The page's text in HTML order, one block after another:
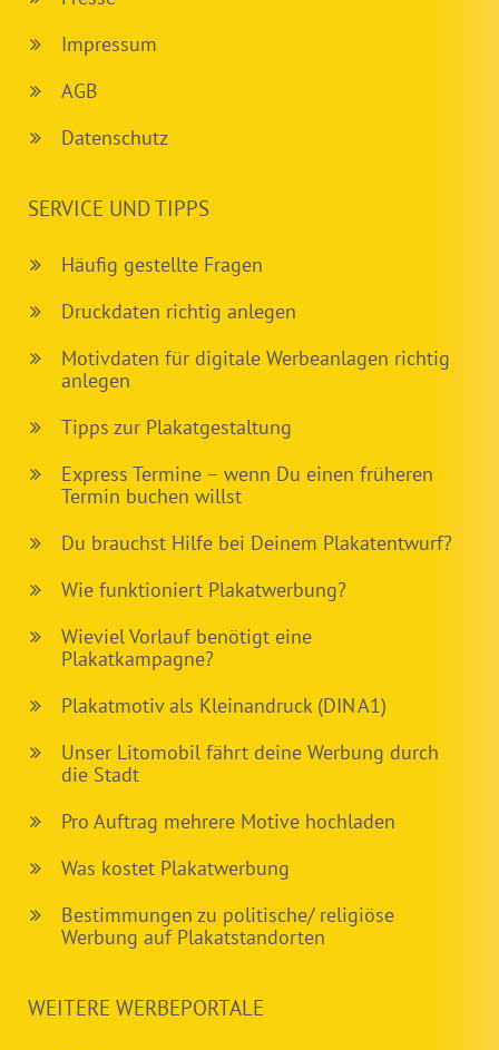
Impressum
AGB
Datenschutz
SERVICE UND TIPPS
Häufig gestellte Fragen
Druckdaten richtig anlegen
Motivdaten für digitale Werbeanlagen richtig
anlegen
Tipps zur Plakatgestaltung
Express Termine – wenn Du einen früheren
Termin buchen willst
Du brauchst Hilfe bei Deinem Plakatentwurf?
Wie funktioniert Plakatwerbung?
Wieviel Vorlauf benötigt eine
Plakatkampagne?
Plakatmotiv als Kleinandruck (DIN A1)
Unser Litomobil fährt deine Werbung durch
die Stadt
Pro Auftrag mehrere Motive hochladen
Was kostet Plakatwerbung
Bestimmungen zu politische/ religiöse
Werbung auf Plakatstandorten
WEITERE WERBEPORTALE